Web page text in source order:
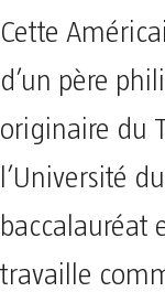
Cette
d’un père
originaire du
l’Université
baccalauréat
travaille